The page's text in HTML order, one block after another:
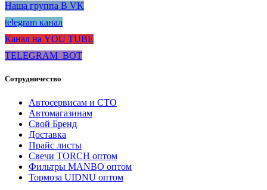
Наша группа В VK
telegram канал
Канал на YOU TUBE
TELEGRAM_BOT
Сотрудничество
Автосервисам и СТО
Автомагазинам
Свой Бренд
Доставка
Прайс листы
Свечи TORCH оптом
Фильтры MANBO оптом
Тормоза UIDNU оптом